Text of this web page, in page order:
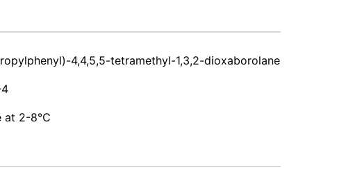
4,4,5,5-tetramethyl-1,3,2-dioxaborolane
at 2-8℃